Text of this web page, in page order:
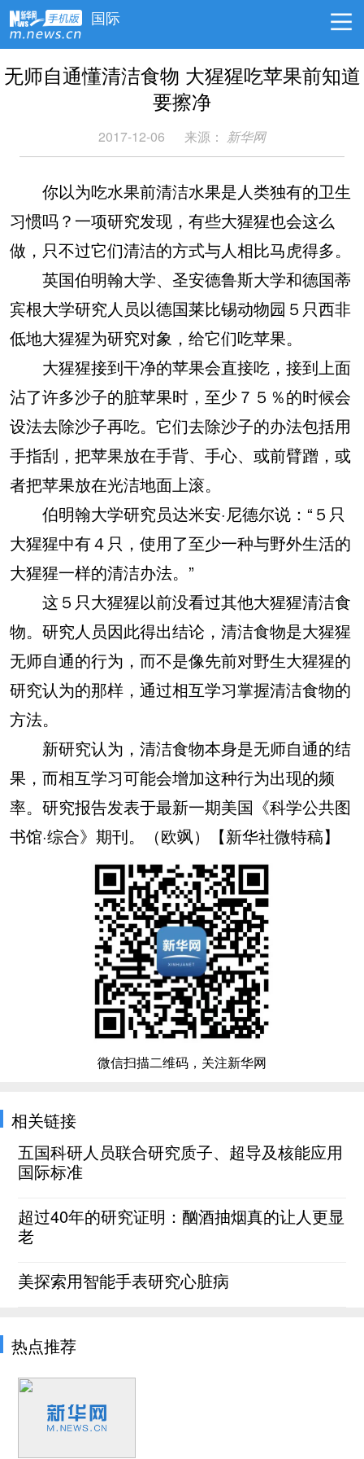
国际
无师自通懂清洁食物 大猩猩吃苹果前知道
要擦净
2017-12-06 来源： 新华网
你以为吃水果前清洁水果是人类独有的卫生
习惯吗？一项研究发现，有些大猩猩也会这么
做，只不过它们清洁的方式与人相比马虎得多。
英国伯明翰大学、圣安德鲁斯大学和德国蒂
宾根大学研究人员以德国莱比锡动物园５只西非
低地大猩猩为研究对象，给它们吃苹果。
大猩猩接到干净的苹果会直接吃，接到上面
沾了许多沙子的脏苹果时，至少７５％的时候会
设法去除沙子再吃。它们去除沙子的办法包括用
手指刮，把苹果放在手背、手心、或前臂蹭，或
者把苹果放在光洁地面上滚。
伯明翰大学研究员达米安·尼德尔说：“５只
大猩猩中有４只，使用了至少一种与野外生活的
大猩猩一样的清洁办法。”
这５只大猩猩以前没看过其他大猩猩清洁食
物。研究人员因此得出结论，清洁食物是大猩猩
无师自通的行为，而不是像先前对野生大猩猩的
研究认为的那样，通过相互学习掌握清洁食物的
方法。
新研究认为，清洁食物本身是无师自通的结
果，而相互学习可能会增加这种行为出现的频
率。研究报告发表于最新一期美国《科学公共图
书馆·综合》期刊。（欧飒）【新华社微特稿】
微信扫描二维码，关注新华网
相关链接
五国科研人员联合研究质子、超导及核能应用
国际标准
超过40年的研究证明：酗酒抽烟真的让人更显
老
美探索用智能手表研究心脏病
热点推荐